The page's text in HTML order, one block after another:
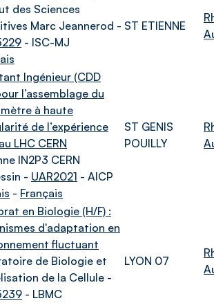
des Sciences
Marc Jeannerod -
- ISC-MJ
ST ETIENNE
Ingénieur (CDD
l’assemblage du
à haute
de l’expérience
LHC CERN
IN2P3 CERN
- UAR2021 - AICP
- Français
ST GENIS
POUILLY
en Biologie (H/F) :
d'adaptation en
fluctuant
de Biologie et
de la Cellule -
- LBMC
LYON 07